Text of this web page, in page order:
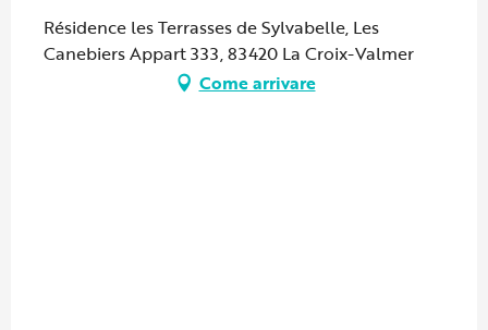
Résidence les Terrasses de Sylvabelle, Les
Canebiers Appart 333, 83420 La Croix-Valmer
Come arrivare